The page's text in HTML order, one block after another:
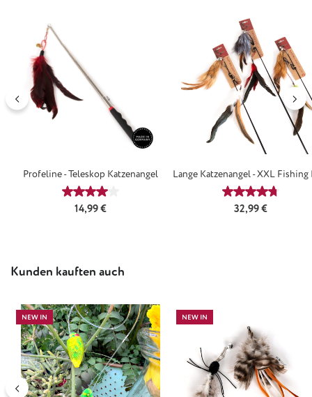
Profeline - Teleskop Katzenangel
Durchschnittliche Bewertung von 4.08 von 5
Regulärer Preis:
14,99 €
Lange Katzenangel - XXL Fishing
1 Meter
Regulärer Preis:
32,99 €
Produktgalerie überspringen
Kunden kauften auch
NEW IN NEW IN